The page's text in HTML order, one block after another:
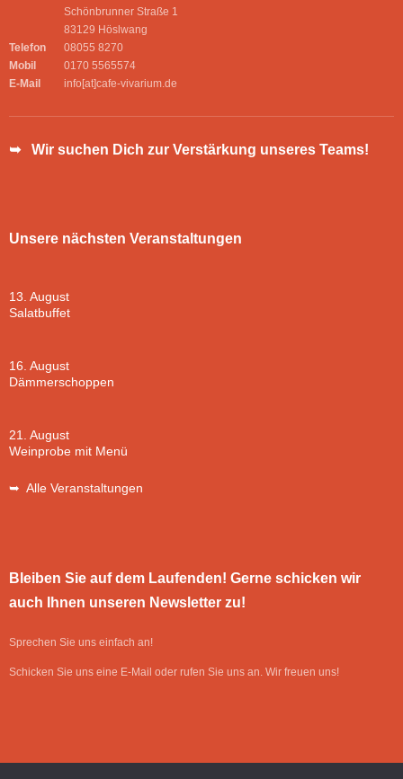
Schönbrunner Straße 1
83129 Höslwang
Telefon
08055 8270
Mobil
0170 5565574
E-Mail
info[at]cafe-vivarium.de
➥ Wir suchen Dich zur Verstärkung unseres Teams!
Unsere nächsten Veranstaltungen
13. August
Salatbuffet
16. August
Dämmerschoppen
21. August
Weinprobe mit Menü
➥ Alle Veranstaltungen
Bleiben Sie auf dem Laufenden! Gerne schicken wir
auch Ihnen unseren Newsletter zu!
Sprechen Sie uns einfach an!
Schicken Sie uns eine E-Mail oder rufen Sie uns an. Wir freuen uns!